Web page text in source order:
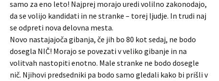
samo za eno leto! Najprej morajo uredi volilno zakonodajo,
da se volijo kandidati in ne stranke – torej ljudje. In trudi naj
se odpreti nova delovna mesta.
Novo nastajajoča gibanja, če jih bo 80 kot sedaj, ne bodo
dosegla NIČ! Morajo se povezati v veliko gibanje in na
volitvah nastopiti enotno. Male stranke ne bodo dosegle
nič. Njihovi predsedniki pa bodo samo gledali kako bi prišli v